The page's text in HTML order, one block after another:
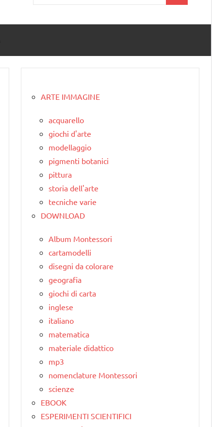
per:
ARTE IMMAGINE
acquarello
giochi d'arte
modellaggio
pigmenti botanici
pittura
storia dell'arte
tecniche varie
DOWNLOAD
Album Montessori
cartamodelli
disegni da colorare
geografia
giochi di carta
inglese
italiano
matematica
materiale didattico
mp3
nomenclature Montessori
scienze
EBOOK
ESPERIMENTI SCIENTIFICI